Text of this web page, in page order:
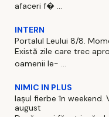
afaceri f� ...
INTERN
Portalul Leului 8/8.
Există zile care trec
oamenii le- ...
NIMIC IN PLUS
Iașul fierbe în weekend.
august